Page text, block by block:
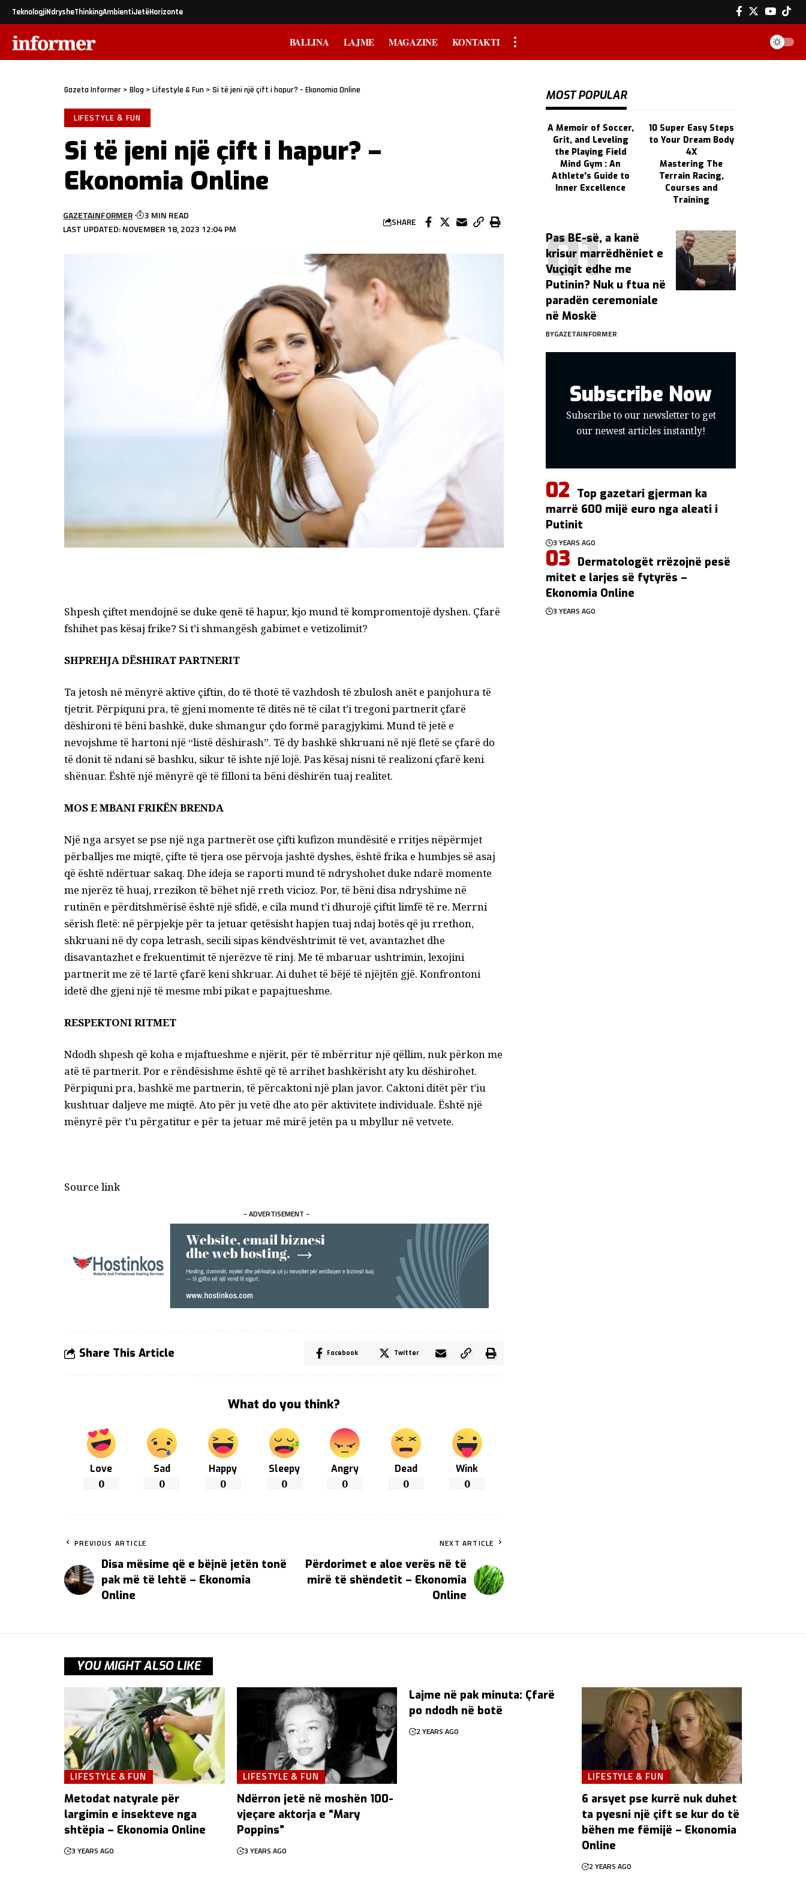
TeknologjiNdrysheThinkingAmbientiJetëHorizonte
BALLINA LAJME MAGAZINE KONTAKTI
Gazeta Informer > Blog > Lifestyle & Fun > Si të jeni një çift i hapur? – Ekonomia Online
LIFESTYLE & FUN
Si të jeni një çift i hapur? –
Ekonomia Online
LAST UPDATED: NOVEMBER 18, 2023 12:04 PM
GAZETAINFORMER 3 MIN READ
SHARE
Shpesh çiftet mendojnë se duke qenë të hapur, kjo mund të kompromentojë dyshen. Çfarë
fshihet pas kësaj frike? Si t’i shmangësh gabimet e vetizolimit?
SHPREHJA DËSHIRAT PARTNERIT
Ta jetosh në mënyrë aktive çiftin, do të thotë të vazhdosh të zbulosh anët e panjohura të
tjetrit. Përpiquni pra, të gjeni momente të ditës në të cilat t’i tregoni partnerit çfarë
dëshironi të bëni bashkë, duke shmangur çdo formë paragjykimi. Mund të jetë e
nevojshme të hartoni një “listë dëshirash”. Të dy bashkë shkruani në një fletë se çfarë do
të donit të ndani së bashku, sikur të ishte një lojë. Pas kësaj nisni të realizoni çfarë keni
shënuar. Është një mënyrë që të filloni ta bëni dëshirën tuaj realitet.
MOS E MBANI FRIKËN BRENDA
Një nga arsyet se pse një nga partnerët ose çifti kufizon mundësitë e rritjes nëpërmjet
përballjes me miqtë, çifte të tjera ose përvoja jashtë dyshes, është frika e humbjes së asaj
që është ndërtuar sakaq. Dhe ideja se raporti mund të ndryshohet duke ndarë momente
me njerëz të huaj, rrezikon të bëhet një rreth vicioz. Por, të bëni disa ndryshime në
rutinën e përditshmërisë është një sfidë, e cila mund t’i dhurojë çiftit limfë të re. Merrni
sërish fletë: në përpjekje për ta jetuar qetësisht hapjen tuaj ndaj botës që ju rrethon,
shkruani në dy copa letrash, secili sipas këndvështrimit të vet, avantazhet dhe
disavantazhet e frekuentimit të njerëzve të rinj. Me të mbaruar ushtrimin, lexojini
partnerit me zë të lartë çfarë keni shkruar. Ai duhet të bëjë të njëjtën gjë. Konfrontoni
idetë dhe gjeni një të mesme mbi pikat e papajtueshme.
RESPEKTONI RITMET
Ndodh shpesh që koha e mjaftueshme e njërit, për të mbërritur një qëllim, nuk përkon me
atë të partnerit. Por e rëndësishme është që të arrihet bashkërisht aty ku dëshirohet.
Përpiquni pra, bashkë me partnerin, të përcaktoni një plan javor. Caktoni ditët për t’iu
kushtuar daljeve me miqtë. Ato për ju vetë dhe ato për aktivitete individuale. Është një
mënyrë për t’u përgatitur e për ta jetuar më mirë jetën pa u mbyllur në vetvete.
Source link
- ADVERTISEMENT -
Share This Article Facebook Twitter
What do you think?
Love
0
Sad
0
Happy
0
Sleepy
0
Angry
0
Dead
0
Wink
0
PREVIOUS ARTICLE
Disa mësime që e bëjnë jetën tonë
pak më të lehtë – Ekonomia
Online
NEXT ARTICLE
Përdorimet e aloe verës në të
mirë të shëndetit – Ekonomia
Online
MOST POPULAR
A Memoir of Soccer,
Grit, and Leveling
the Playing Field
10 Super Easy Steps
to Your Dream Body
4X
Mind Gym : An
Athlete's Guide to
Inner Excellence
Mastering The
Terrain Racing,
Courses and
Training
Pas BE-së, a kanë
krisur marrëdhëniet e
Vuçiqit edhe me
Putinin? Nuk u ftua në
paradën ceremoniale
në Moskë
BYGAZETAINFORMER
Subscribe Now
Subscribe to our newsletter to get
our newest articles instantly!
Top gazetari gjerman ka
marrë 600 mijë euro nga aleati i
Putinit
3 YEARS AGO
Dermatologët rrëzojnë pesë
mitet e larjes së fytyrës –
Ekonomia Online
3 YEARS AGO
YOU MIGHT ALSO LIKE
LIFESTYLE & FUN
Metodat natyrale për
largimin e insekteve nga
shtëpia – Ekonomia Online
3 YEARS AGO
LIFESTYLE & FUN
Ndërron jetë në moshën 100-
vjeçare aktorja e “Mary
Poppins”
3 YEARS AGO
Lajme në pak minuta: Çfarë
po ndodh në botë
2 YEARS AGO
LIFESTYLE & FUN
6 arsyet pse kurrë nuk duhet
ta pyesni një çift se kur do të
bëhen me fëmijë – Ekonomia
Online
2 YEARS AGO